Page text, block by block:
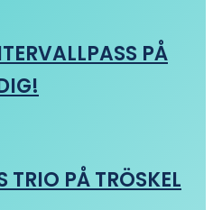
PÅ
TRIO PÅ TRÖSKEL